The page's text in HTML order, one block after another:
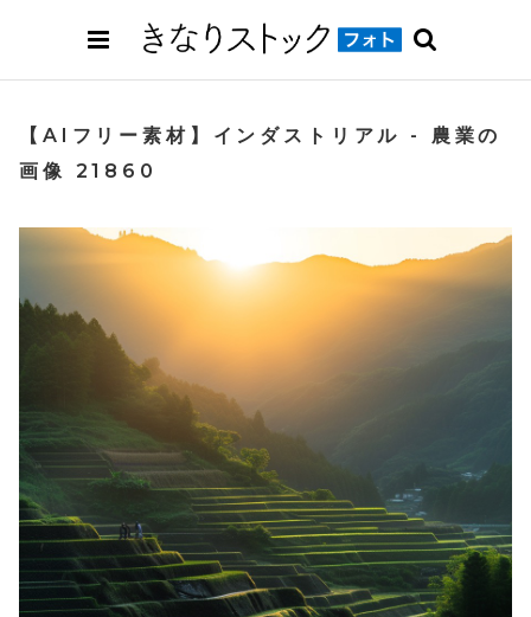
【AIフリー素材】インダストリアル - 農業の
画像 21860